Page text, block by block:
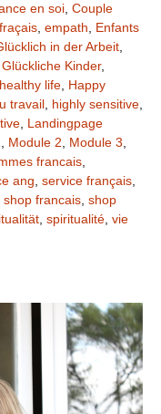
en soi, Couple
, empath, Enfants
in der Arbeit,
Glückliche Kinder,
life, Happy
travail, highly sensitive,
, Landingpage
, Module 2, Module 3,
francais,
ang, service français,
shop francais, shop
, spiritualité, vie